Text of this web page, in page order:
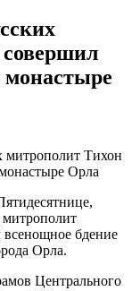
монастыре
митрополит
бдение
Орла.
Центрального